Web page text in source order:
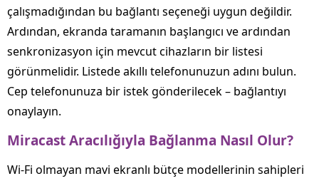
çalışmadığından bu bağlantı seçeneği uygun değildir.
Ardından, ekranda taramanın başlangıcı ve ardından
senkronizasyon için mevcut cihazların bir listesi
görünmelidir. Listede akıllı telefonunuzun adını bulun.
Cep telefonunuza bir istek gönderilecek – bağlantıyı
onaylayın.
MiracastAracılığıyla Bağlanma Nasıl Olur?
Wi-Fi olmayan mavi ekranlı bütçe modellerinin sahipleri